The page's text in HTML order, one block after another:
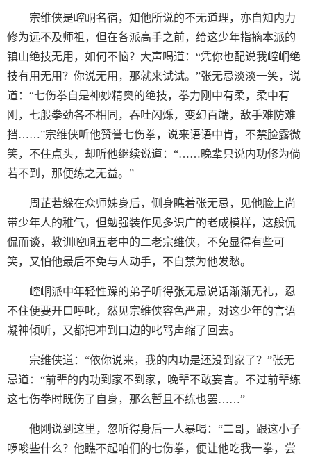
宗维侠是崆峒名宿，知他所说的不无道理，亦自知内力
修为远不及师祖，但在各派高手之前，给这少年指摘本派的
镇山绝技无用，如何不恼？大声喝道：“凭你也配说我崆峒绝
技有用无用？你说无用，那就来试试。”张无忌淡淡一笑，说
道：“七伤拳自是神妙精奥的绝技，拳力刚中有柔，柔中有
刚，七般拳劲各不相同，吞吐闪烁，变幻百端，敌手难防难
挡……”宗维侠听他赞誉七伤拳，说来语语中肯，不禁脸露微
笑，不住点头，却听他继续说道：“……晚辈只说内功修为倘
若不到，那便练之无益。”
周芷若躲在众师姊身后，侧身瞧着张无忌，见他脸上尚
带少年人的稚气，但勉强装作见多识广的老成模样，这般侃
侃而谈，教训崆峒五老中的二老宗维侠，不免显得有些可
笑，又怕他最后不免与人动手，不自禁为他发愁。
崆峒派中年轻性躁的弟子听得张无忌说话渐渐无礼，忍
不住便要开口呼叱，然见宗维侠容色严肃，对这少年的言语
凝神倾听，又都把冲到口边的叱骂声缩了回去。
宗维侠道：“依你说来，我的内功是还没到家了？”张无
忌道：“前辈的内功到家不到家，晚辈不敢妄言。不过前辈练
这七伤拳时既伤了自身，那么暂且不练也罢……”
他刚说到这里，忽听得身后一人暴喝：“二哥，跟这小子
啰唆些什么？他瞧不起咱们的七伤拳，便让他吃我一拳，尝